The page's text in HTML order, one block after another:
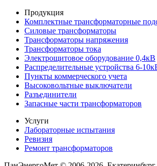
Продукция
Комплектные трансформаторные
Силовые трансформаторы
Трансформаторы напряжения
Трансформаторы тока
Электрощитовое оборудование 0,4кВ
Распределительные устройства 6-
Пункты коммерческого учета
Высоковольтные выключатели
Разъединители
Запасные части трансформаторов
Услуги
Лабораторные испытания
Ревизия
Ремонт трансформаторов